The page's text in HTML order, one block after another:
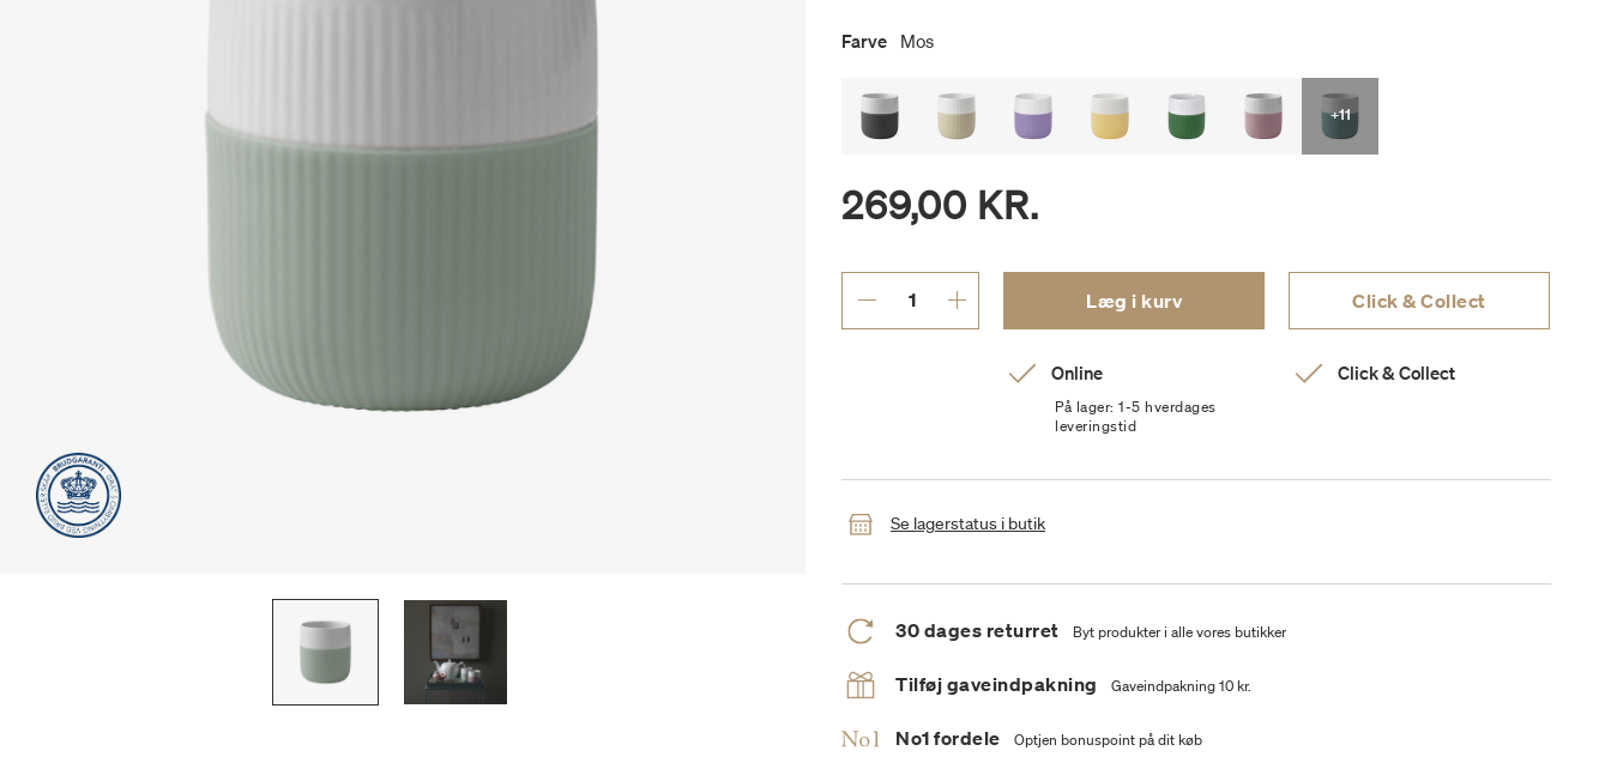
Farve Mos
+11
269,00 KR.
Læg i kurv Click & Collect
Online
På lager: 1-5 hverdages
leveringstid
Click & Collect
Se lagerstatus i butik
30 dages returret Byt produkter i alle vores butikker
Tilføj gaveindpakning Gaveindpakning 10 kr.
No1 fordele Optjen bonuspoint på dit køb